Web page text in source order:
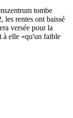
tombe
les rentes ont baissé
versée pour la
à elle «qu'un faible